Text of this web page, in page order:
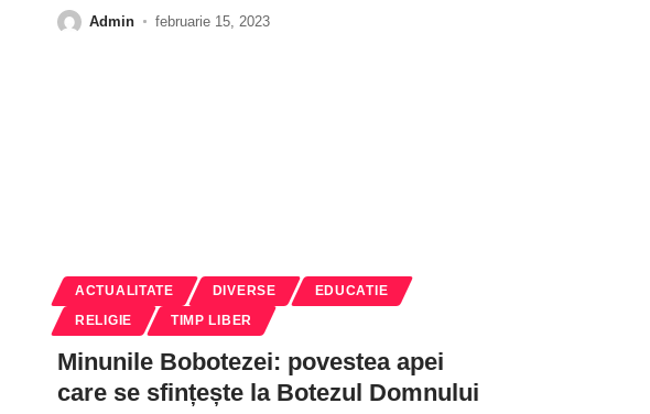
Admin februarie 15, 2023
ACTUALITATE DIVERSE EDUCATIE
RELIGIE TIMP LIBER
Minunile Bobotezei: povestea apei
care se sfințește la Botezul Domnului